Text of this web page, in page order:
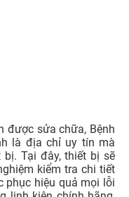
được sửa chữa, Bệnh
là địa chỉ uy tín mà
Tại đây, thiết bị sẽ
kiểm tra chi tiết
phục hiệu quả mọi lỗi